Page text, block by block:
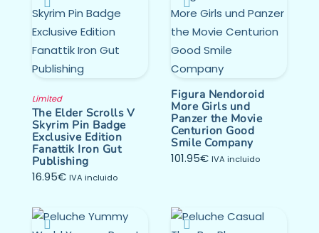
Limited
The Elder Scrolls V
Skyrim Pin Badge
Exclusive Edition
Fanattik Iron Gut
Publishing
16.95€ IVA incluido
Figura Nendoroid
More Girls und
Panzer the Movie
Centurion Good
Smile Company
101.95€ IVA incluido